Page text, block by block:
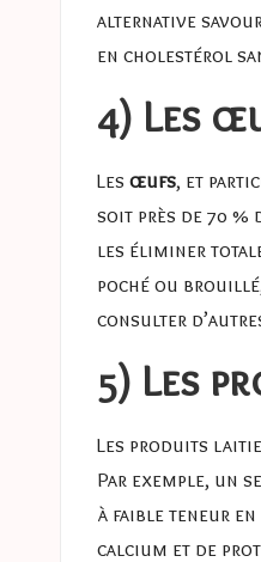
alternative
en cholestérol
4) Les
Les œufs, et
soit près de 70
les éliminer
poché ou
consulter
5) Les
Les produits
Par exemple, un
à faible teneur
calcium et de